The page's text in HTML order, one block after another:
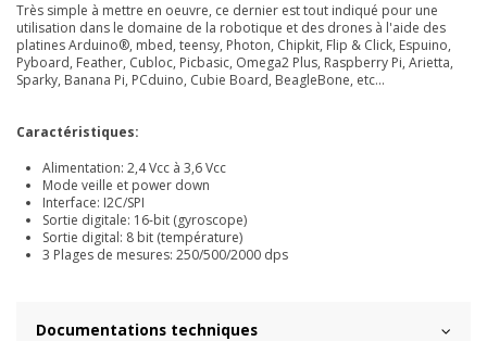
Très simple à mettre en oeuvre, ce dernier est tout indiqué pour une
utilisation dans le domaine de la robotique et des drones à l'aide des
platines Arduino®, mbed, teensy, Photon, Chipkit, Flip & Click, Espuino,
Pyboard, Feather, Cubloc, Picbasic, Omega2 Plus, Raspberry Pi, Arietta,
Sparky, Banana Pi, PCduino, Cubie Board, BeagleBone, etc...
Caractéristiques:
Alimentation: 2,4 Vcc à 3,6 Vcc
Mode veille et power down
Interface: I2C/SPI
Sortie digitale: 16-bit (gyroscope)
Sortie digital: 8 bit (température)
3 Plages de mesures: 250/500/2000 dps
Documentations techniques